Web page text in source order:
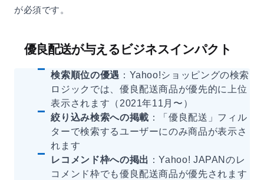
が必須です。
優良配送が与えるビジネスインパクト
検索順位の優遇 ：Yahoo!ショッピングの検索
ロジックでは、優良配送商品が優先的に上位
表示されます（2021年11月〜）
絞り込み検索への掲載 ：「優良配送」フィル
ターで検索するユーザーにのみ商品が表示さ
れます
レコメンド枠への掲出 ：Yahoo! JAPANのレ
コメンド枠でも優良配送商品が優先されます